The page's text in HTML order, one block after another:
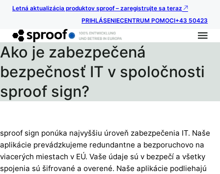
Letná aktualizácia produktov sproof – zaregistrujte sa teraz
PRIHLÁSENIECENTRUM POMOCI+43 50423
Ako je zabezpečená
bezpečnosť IT v spoločnosti
sproof sign?
sproof sign ponúka najvyššiu úroveň zabezpečenia IT. Naše
aplikácie prevádzkujeme redundantne a bezporuchovo na
viacerých miestach v EÚ. Vaše údaje sú v bezpečí a všetky
spojenia sú šifrované a overené. Naše aplikácie podliehajú